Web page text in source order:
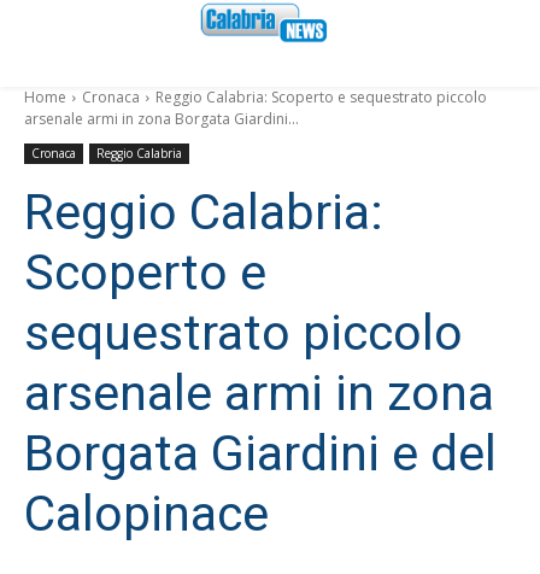
Home Cronaca
Reggio Calabria: Scoperto e sequestrato piccolo
arsenale armi in zona Borgata Giardini...
Cronaca Reggio Calabria
Reggio Calabria:
Scoperto e
sequestrato piccolo
arsenale armi in zona
Borgata Giardini e del
Calopinace